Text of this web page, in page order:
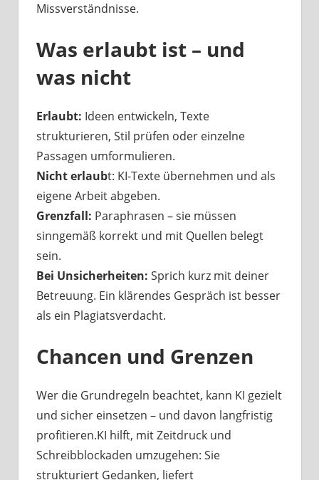
Missverständnisse.
Was erlaubt ist – und
was nicht
Erlaubt: Ideen entwickeln, Texte
strukturieren, Stil prüfen oder einzelne
Passagen umformulieren.
Nicht erlaubt: KI-Texte übernehmen und als
eigene Arbeit abgeben.
Grenzfall: Paraphrasen – sie müssen
sinngemäß korrekt und mit Quellen belegt
sein.
Bei Unsicherheiten: Sprich kurz mit deiner
Betreuung. Ein klärendes Gespräch ist besser
als ein Plagiatsverdacht.
Chancen und Grenzen
Wer die Grundregeln beachtet, kann KI gezielt
und sicher einsetzen – und davon langfristig
profitieren.KI hilft, mit Zeitdruck und
Schreibblockaden umzugehen: Sie
strukturiert Gedanken, liefert